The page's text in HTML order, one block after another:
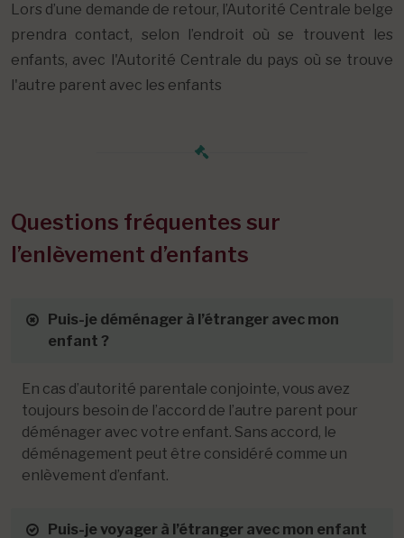
Lors d’une demande de retour, l’Autorité Centrale belge
prendra contact, selon l’endroit où se trouvent les
enfants, avec l'Autorité Centrale du pays où se trouve
l'autre parent avec les enfants
Questions fréquentes sur
l’enlèvement d’enfants
Puis-je déménager à l’étranger avec mon
enfant ?
En cas d’autorité parentale conjointe, vous avez
toujours besoin de l’accord de l’autre parent pour
déménager avec votre enfant. Sans accord, le
déménagement peut être considéré comme un
enlèvement d’enfant.
Puis-je voyager à l’étranger avec mon enfant